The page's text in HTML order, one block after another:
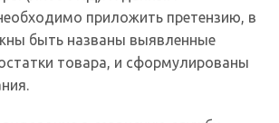
приложить претензию, в
быть названы выявленные
товара, и сформулированы